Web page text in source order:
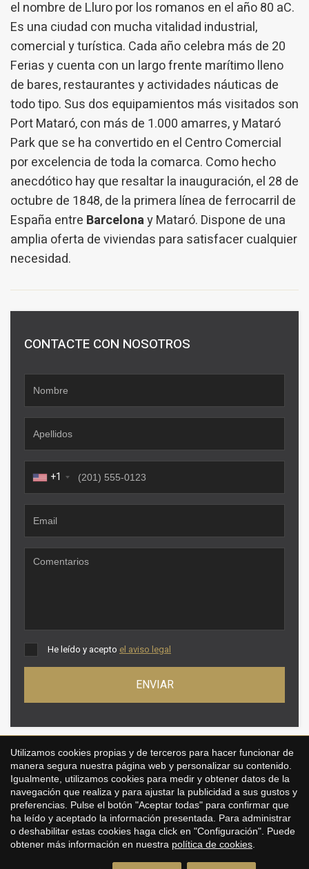
el nombre de Lluro por los romanos en el año 80 aC.
Es una ciudad con mucha vitalidad industrial,
comercial y turística. Cada año celebra más de 20
Ferias y cuenta con un largo frente marítimo lleno
de bares, restaurantes y actividades náuticas de
todo tipo. Sus dos equipamientos más visitados son
Port Mataró, con más de 1.000 amarres, y Mataró
Park que se ha convertido en el Centro Comercial
por excelencia de toda la comarca. Como hecho
anecdótico hay que resaltar la inauguración, el 28 de
octubre de 1848, de la primera línea de ferrocarril de
España entre Barcelonay Mataró. Dispone de una
amplia oferta de viviendas para satisfacer cualquier
necesidad.
CONTACTE CON NOSOTROS
+1
He leído y acepto el aviso legal
ENVIAR
Propiedades destacadas en Mataró
Utilizamos cookies propias y de terceros para hacer funcionar de
manera segura nuestra página web y personalizar su contenido.
Igualmente, utilizamos cookies para medir y obtener datos de la
navegación que realiza y para ajustar la publicidad a sus gustos y
preferencias. Pulse el botón "Aceptar todas" para confirmar que
ha leído y aceptado la información presentada. Para administrar
o deshabilitar estas cookies haga click en "Configuración". Puede
obtener más información en nuestra política de cookies
Guardar configuración